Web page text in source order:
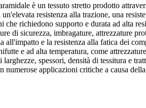
è un tessuto stretto prodotto
resistenza alla trazione, una
che richiedono supporto e durata ad alta
di sicurezza, imbragature, attrezzature
all'impatto e la resistenza alla fatica dei
e ad alta temperatura, come
spessori, densità di tessitura e
numerose applicazioni critiche a causa